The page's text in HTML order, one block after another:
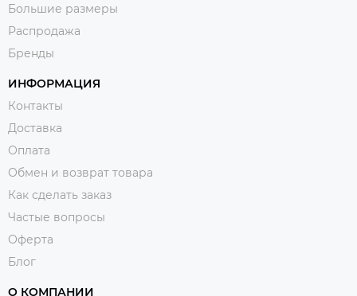
Большие размеры
Распродажа
Бренды
ИНФОРМАЦИЯ
Контакты
Доставка
Оплата
Обмен и возврат товара
Как сделать заказ
Частые вопросы
Оферта
Блог
О КОМПАНИИ